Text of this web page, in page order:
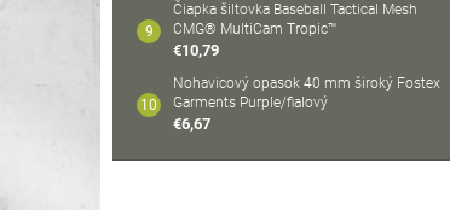
Čiapka šiltovka Baseball Tactical Mesh
CMG® MultiCam Tropic™
€10,79
Nohavicový opasok 40 mm široký Fostex
Garments Purple/fialový
€6,67